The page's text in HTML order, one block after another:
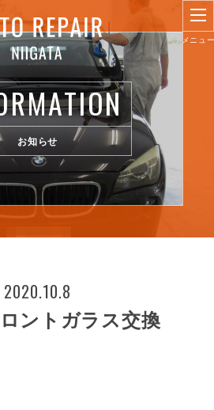
お知らせ
2020.10.8
ントガラス交換